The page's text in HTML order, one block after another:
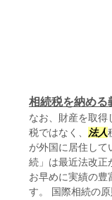
相続税を納める
なお、財産を取得
税ではなく、
法人
が外国に居住して
続」は最近法改正
お早めに実績の豊
す。 国際相続の原